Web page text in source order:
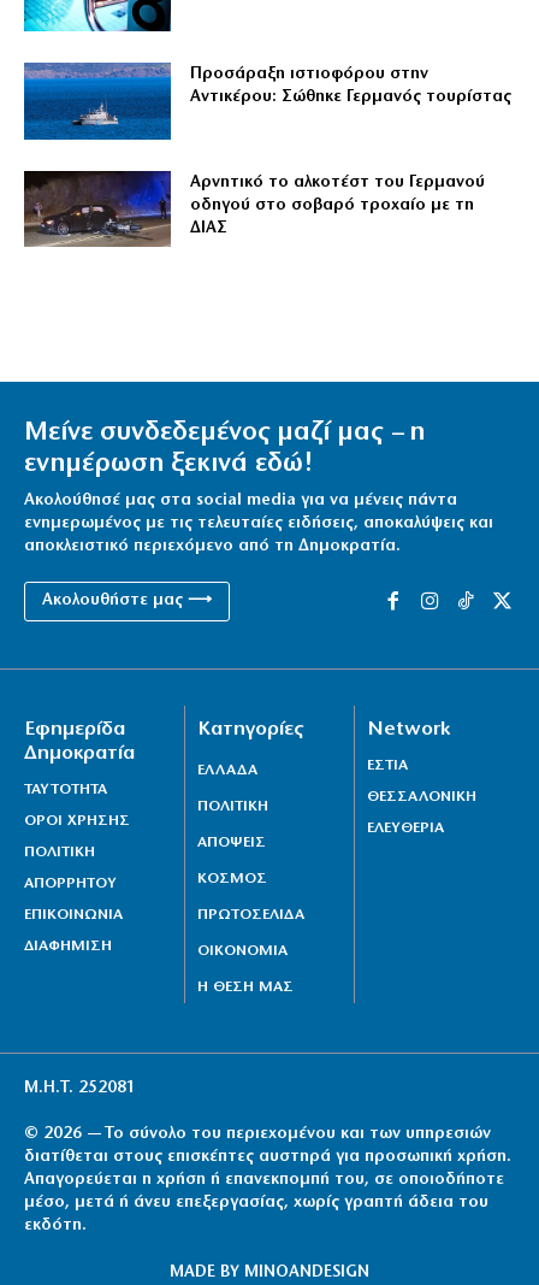
Προσάραξη ιστιοφόρου στην
Αντικέρου: Σώθηκε Γερμανός τουρίστας
Αρνητικό το αλκοτέστ του Γερμανού
οδηγού στο σοβαρό τροχαίο με τη
ΔΙΑΣ
Μείνε συνδεδεμένος μαζί μας – η
ενημέρωση ξεκινά εδώ!
Ακολούθησέ μας στα social media για να μένεις πάντα
ενημερωμένος με τις τελευταίες ειδήσεις, αποκαλύψεις και
αποκλειστικό περιεχόμενο από τη Δημοκρατία.
Ακολουθήστε μας ⟶
Εφημερίδα
Δημοκρατία
ΤΑΥΤΟΤΗΤΑ
ΟΡΟΙ ΧΡΗΣΗΣ
ΠΟΛΙΤΙΚΗ
ΑΠΟΡΡΗΤΟΥ
ΕΠΙΚΟΙΝΩΝΙΑ
ΔΙΑΦΗΜΙΣΗ
Κατηγορίες
ΕΛΛΑΔΑ
ΠΟΛΙΤΙΚΗ
ΑΠΟΨΕΙΣ
ΚΟΣΜΟΣ
ΠΡΩΤΟΣΕΛΙΔΑ
ΟΙΚΟΝΟΜΙΑ
Η ΘΕΣΗ ΜΑΣ
Network
ΕΣΤΙΑ
ΘΕΣΣΑΛΟΝΙΚΗ
ΕΛΕΥΘΕΡΙΑ
Μ.Η.Τ. 252081
© 2026 — Το σύνολο του περιεχομένου και των υπηρεσιών
διατίθεται στους επισκέπτες αυστηρά για προσωπική χρήση.
Απαγορεύεται η χρήση ή επανεκπομπή του, σε οποιοδήποτε
μέσο, μετά ή άνευ επεξεργασίας, χωρίς γραπτή άδεια του
εκδότη.
MADE BY MINOANDESIGN